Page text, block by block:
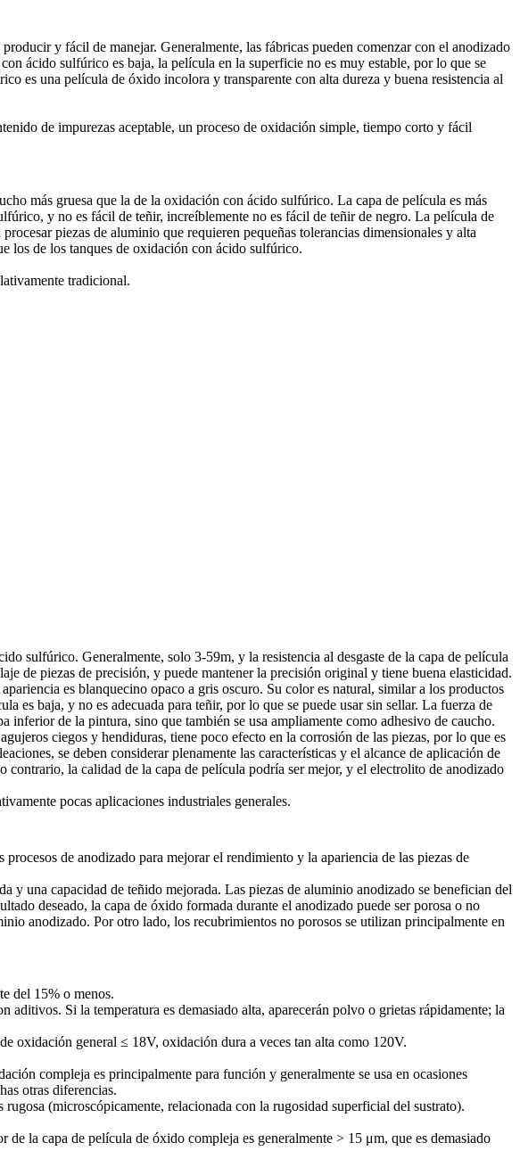
y fácil de manejar. Generalmente, las fábricas pueden comenzar con el anodizado
ácido sulfúrico es baja, la película en la superficie no es muy estable, por lo que se
es una película de óxido incolora y transparente con alta dureza y buena resistencia al
de impurezas aceptable, un proceso de oxidación simple, tiempo corto y fácil
más gruesa que la de la oxidación con ácido sulfúrico. La capa de película es más
y no es fácil de teñir, increíblemente no es fácil de teñir de negro. La película de
piezas de aluminio que requieren pequeñas tolerancias dimensionales y alta
los de los tanques de oxidación con ácido sulfúrico.
tradicional.
sulfúrico. Generalmente, solo 3-59m, y la resistencia al desgaste de la capa de película
de piezas de precisión, y puede mantener la precisión original y tiene buena elasticidad.
es blanquecino opaco a gris oscuro. Su color es natural, similar a los productos
es baja, y no es adecuada para teñir, por lo que se puede usar sin sellar. La fuerza de
de la pintura, sino que también se usa ampliamente como adhesivo de caucho.
ciegos y hendiduras, tiene poco efecto en la corrosión de las piezas, por lo que es
se deben considerar plenamente las características y el alcance de aplicación de
contrario, la calidad de la capa de película podría ser mejor, y el electrolito de anodizado
pocas aplicaciones industriales generales.
de anodizado para mejorar el rendimiento y la apariencia de las piezas de
y una capacidad de teñido mejorada. Las piezas de aluminio anodizado se benefician del
deseado, la capa de óxido formada durante el anodizado puede ser porosa o no
anodizado. Por otro lado, los recubrimientos no porosos se utilizan principalmente en
del 15% o menos.
Si la temperatura es demasiado alta, aparecerán polvo o grietas rápidamente; la
oxidación general ≤ 18V, oxidación dura a veces tan alta como 120V.
compleja es principalmente para función y generalmente se usa en ocasiones
otras diferencias.
(microscópicamente, relacionada con la rugosidad superficial del sustrato).
la capa de película de óxido compleja es generalmente > 15 μm, que es demasiado